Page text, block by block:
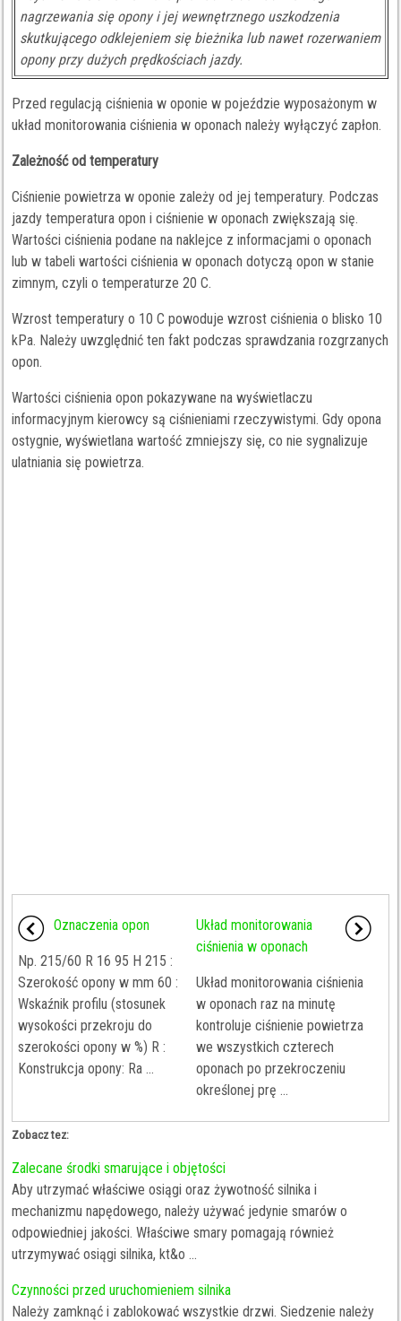
nagrzewania się opony i jej wewnętrznego uszkodzenia
skutkującego odklejeniem się bieżnika lub nawet rozerwaniem
opony przy dużych prędkościach jazdy.
Przed regulacją ciśnienia w oponie w pojeździe wyposażonym w
układ monitorowania ciśnienia w oponach należy wyłączyć zapłon.
Zależność od temperatury
Ciśnienie powietrza w oponie zależy od jej temperatury. Podczas
jazdy temperatura opon i ciśnienie w oponach zwiększają się.
Wartości ciśnienia podane na naklejce z informacjami o oponach
lub w tabeli wartości ciśnienia w oponach dotyczą opon w stanie
zimnym, czyli o temperaturze 20 C.
Wzrost temperatury o 10 C powoduje wzrost ciśnienia o blisko 10
kPa. Należy uwzględnić ten fakt podczas sprawdzania rozgrzanych
opon.
Wartości ciśnienia opon pokazywane na wyświetlaczu
informacyjnym kierowcy są ciśnieniami rzeczywistymi. Gdy opona
ostygnie, wyświetlana wartość zmniejszy się, co nie sygnalizuje
ulatniania się powietrza.
Oznaczenia opon
Np. 215/60 R 16 95 H 215 :
Szerokość opony w mm 60 :
Wskaźnik profilu (stosunek
wysokości przekroju do
szerokości opony w %) R :
Konstrukcja opony: Ra ...
Układ monitorowania
ciśnienia w oponach
Układ monitorowania ciśnienia
w oponach raz na minutę
kontroluje ciśnienie powietrza
we wszystkich czterech
oponach po przekroczeniu
określonej prę ...
Zobacz tez:
Zalecane środki smarujące i objętości
Aby utrzymać właściwe osiągi oraz żywotność silnika i
mechanizmu napędowego, należy używać jedynie smarów o
odpowiedniej jakości. Właściwe smary pomagają również
utrzymywać osiągi silnika, kt&o ...
Czynności przed uruchomieniem silnika
Należy zamknąć i zablokować wszystkie drzwi. Siedzenie należy